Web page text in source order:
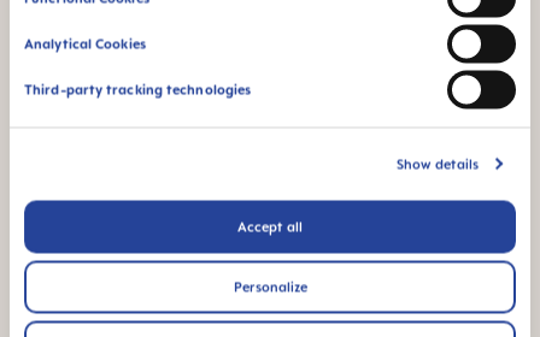
Analytical Cookies
Third-party tracking technologies
Show details
Accept all
Personalize